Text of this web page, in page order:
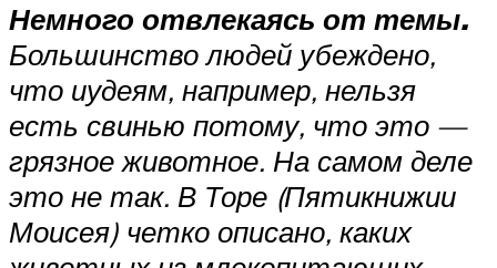
Немного отвлекаясь от темы.
Большинство людей убеждено,
что иудеям, например, нельзя
есть свинью потому, что это —
грязное животное. На самом деле
это не так. В Торе (Пятикнижии
Моисея) четко описано, каких